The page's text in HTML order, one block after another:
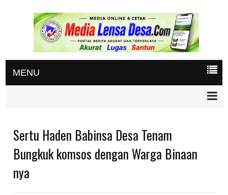
MENU
Sertu Haden Babinsa Desa Tenam
Bungkuk komsos dengan Warga Binaan
nya